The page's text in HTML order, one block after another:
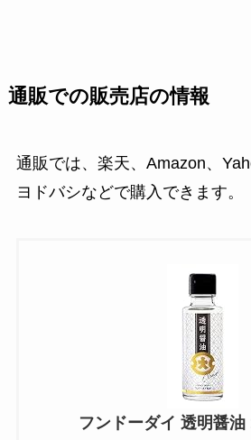
通販での販売店の情報
通販では、楽天、Amazon、
ヨドバシなどで購入できます。
フンドーダイ 透明醤